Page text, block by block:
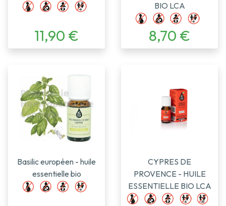
11,90 €
BIO LCA
8,70 €
Basilic européen - huile
essentielle bio
CYPRES DE
PROVENCE - HUILE
ESSENTIELLE BIO LCA